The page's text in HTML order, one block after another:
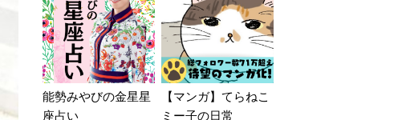
能勢みやびの金星星
座占い
【マンガ】てらねこ
ミー子の日常